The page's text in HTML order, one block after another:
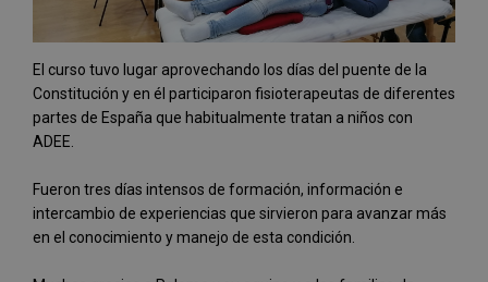
El curso tuvo lugar aprovechando los días del puente de la
Constitución y en él participaron fisioterapeutas de diferentes
partes de España que habitualmente tratan a niños con
ADEE.
Fueron tres días intensos de formación, información e
intercambio de experiencias que sirvieron para avanzar más
en el conocimiento y manejo de esta condición.